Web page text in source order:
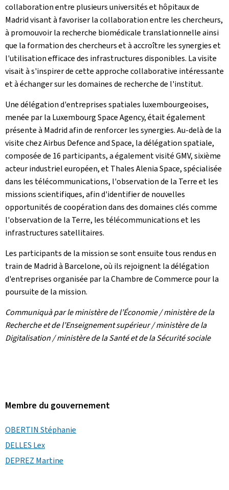
collaboration entre plusieurs universités et hôpitaux de
Madrid visant à favoriser la collaboration entre les chercheurs,
à promouvoir la recherche biomédicale translationnelle ainsi
que la formation des chercheurs et à accroître les synergies et
l'utilisation efficace des infrastructures disponibles. La visite
visait à s'inspirer de cette approche collaborative intéressante
et à échanger sur les domaines de recherche de l'institut.
Une délégation d'entreprises spatiales luxembourgeoises,
menée par la Luxembourg Space Agency, était également
présente à Madrid afin de renforcer les synergies. Au-delà de la
visite chez Airbus Defence and Space, la délégation spatiale,
composée de 16 participants, a également visité GMV, sixième
acteur industriel européen, et Thales Alenia Space, spécialisée
dans les télécommunications, l'observation de la Terre et les
missions scientifiques, afin d'identifier de nouvelles
opportunités de coopération dans des domaines clés comme
l'observation de la Terre, les télécommunications et les
infrastructures satellitaires.
Les participants de la mission se sont ensuite tous rendus en
train de Madrid à Barcelone, où ils rejoignent la délégation
d'entreprises organisée par la Chambre de Commerce pour la
poursuite de la mission.
Communiquà par le ministère de l’Économie / ministère de la
Recherche et de l’Enseignement supérieur / ministère de la
Digitalisation / ministère de la Santé et de la Sécurité sociale
Membre du gouvernement
OBERTIN Stéphanie
DELLES Lex
DEPREZ Martine